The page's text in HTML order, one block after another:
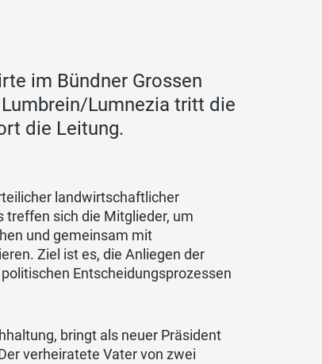
im Bündner Grossen
Lumnezia tritt die
die Leitung.
landwirtschaftlicher
treffen sich die Mitglieder, um
und gemeinsam mit
Ziel ist es, die Anliegen der
Entscheidungsprozessen
bringt als neuer Präsident
verheiratete Vater von zwei